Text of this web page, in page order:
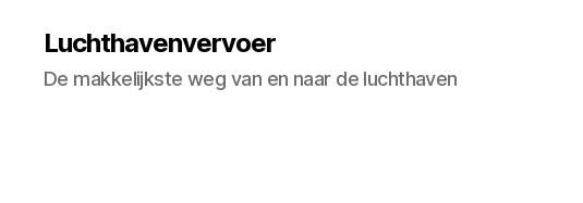
Luchthavenvervoer
De makkelijkste weg van en naar de luchthaven